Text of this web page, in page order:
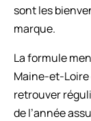
sont les
marque.
La formule
Maine-et-Loire
retrouver
de l’année